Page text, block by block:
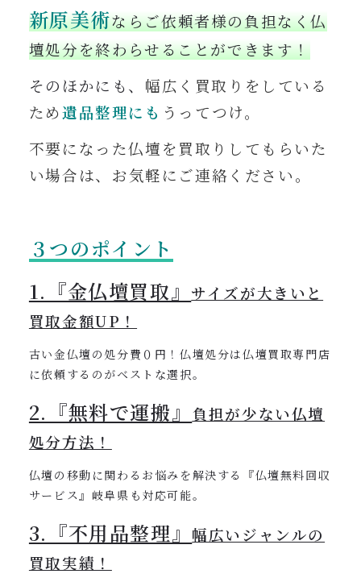
新原美術ならご依頼者様の負担なく仏
壇処分を終わらせることができます！
そのほかにも、 幅広く買取りをしている
ため遺品整理にも うってつけ。
不要になった仏壇を買取りしてもらいた
い場合は、お気軽にご連絡ください。
３つのポイント
1.『金仏壇買取』
サイズが大きいと
買取金額UP！
古い金仏壇の処分費０円！仏壇処分は仏壇買取専門店
に依頼するのがベストな選択。
2.『無料で運搬』
負担が少ない仏壇
処分方法！
仏壇の移動に関わるお悩みを解決する『仏壇無料回収
サービス』岐阜県も対応可能。
3.『不用品整理』
幅広いジャンルの
買取実績！